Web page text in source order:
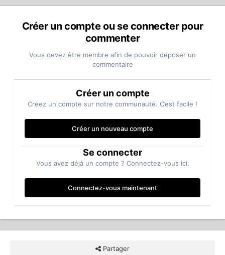
Créer un compte ou se connecter pour
commenter
Vous devez être membre afin de pouvoir déposer un
commentaire
Créer un compte
Créez un compte sur notre communauté. C’est facile !
Créer un nouveau compte
Se connecter
Vous avez déjà un compte ? Connectez-vous ici.
Connectez-vous maintenant
Partager